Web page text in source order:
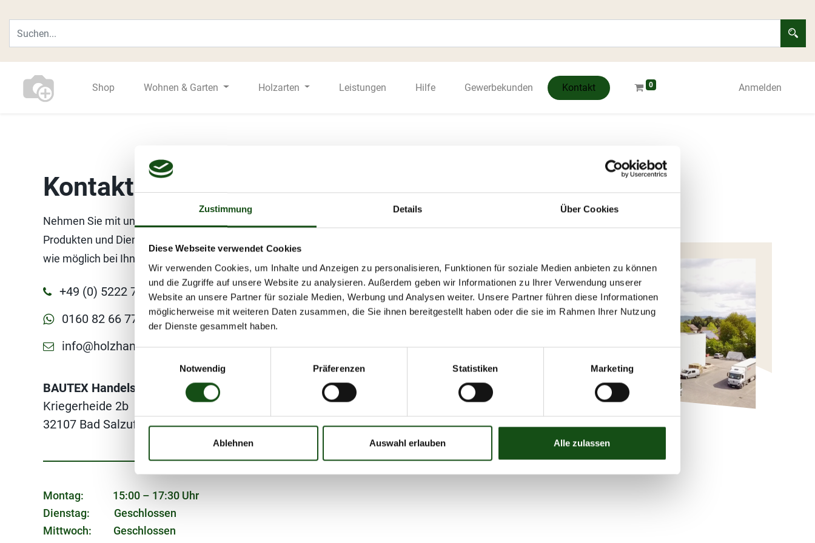
Zustimmung Details Über Cookies
Diese Webseite verwendet Cookies
Wir verwenden Cookies, um Inhalte und Anzeigen zu personalisieren, Funktionen für soziale Medien anbieten zu können
und die Zugriffe auf unsere Website zu analysieren. Außerdem geben wir Informationen zu Ihrer Verwendung unserer
Website an unsere Partner für soziale Medien, Werbung und Analysen weiter. Unsere Partner führen diese Informationen
möglicherweise mit weiteren Daten zusammen, die Sie ihnen bereitgestellt haben oder die sie im Rahmen Ihrer Nutzung
der Dienste gesammelt haben.
n
l
g
n
g
s
Notwendig Präferenzen Statistiken Marketing
Ablehnen Auswahl erlauben Alle zulassen
Shop Wohnen & Garten Holzarten Leistungen Hilfe Gewerbekunden Kontakt 0 Anmelden
Kontakt
Nehmen Sie mit uns Kontakt auf, wenn Sie Fragen zu unseren
Produkten und Dienstleistungen haben. Wir werden uns so schnell
wie möglich bei Ihnen melden.
+49 (0) 5222 798 100
0160 82 66 77 8
info@holzhandel-owl.de
BAUTEX Handels GmbH
Kriegerheide 2b
32107 Bad Salzuflen
Montag: 15:00 – 17:30 Uhr
Dienstag: Geschlossen
Mittwoch: Geschlossen